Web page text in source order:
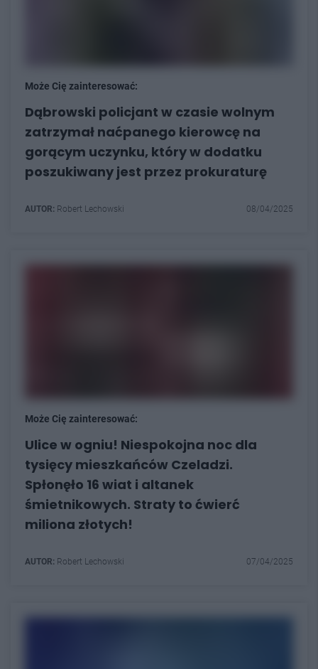
Może Cię zainteresować:
Dąbrowski policjant w czasie wolnym
zatrzymał naćpanego kierowcę na
gorącym uczynku, który w dodatku
poszukiwany jest przez prokuraturę
AUTOR: Robert Lechowski 08/04/2025
Może Cię zainteresować:
Ulice w ogniu! Niespokojna noc dla
tysięcy mieszkańców Czeladzi.
Spłonęło 16 wiat i altanek
śmietnikowych. Straty to ćwierć
miliona złotych!
AUTOR: Robert Lechowski 07/04/2025